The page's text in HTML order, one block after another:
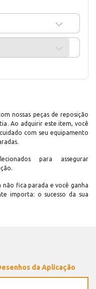
nossas peças de reposição
Ao adquirir este item, você
com seu equipamento
para assegurar
não fica parada e você ganha
importa: o sucesso da sua
da Aplicação